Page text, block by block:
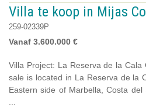
Villa te koop in Mijas
259-02339P
Vanaf 3.600.000 €
Villa Project: La Reserva de la
sale is located in La Reserva de la
Eastern side of Marbella, Costa